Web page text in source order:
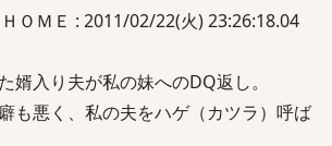
ＯＭＥ : 2011/02/22(火) 23:26:18.04
婿入り夫が私の妹へのDQ返し。
も悪く、私の夫をハゲ（カツラ）呼ば